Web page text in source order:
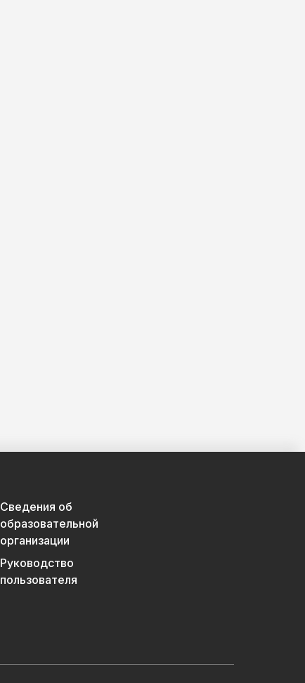
Сведения об
образовательной
организации
Руководство
пользователя